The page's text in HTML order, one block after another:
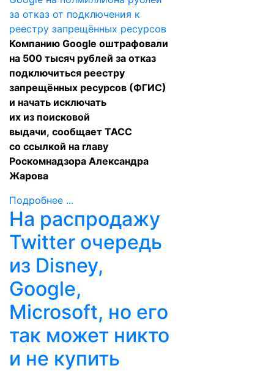
Компанию Google оштрафовали
на 500 тысяч рублей за отказ
подключиться реестру
запрещённых ресурсов (ФГИС)
и начать исключать
их из поисковой
выдачи, сообщает ТАСС
со ссылкой на главу
Роскомнадзора Александра
Жарова
Подробнее ...
На распродажу
Twitter очередь
из Disney,
Google,
Microsoft, но его
так может никто
и не купить